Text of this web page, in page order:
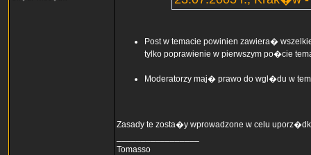
Post w temacie powinien zawiera�
tylko poprawienie w pierwszym po�cie
Moderatorzy maj� prawo do wgl�du w
Zasady te zosta�y wprowadzone w celu
Tomasso